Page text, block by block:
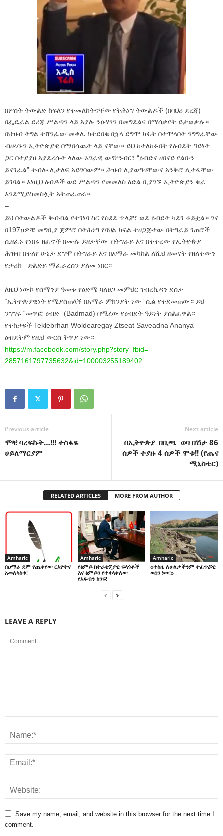
በሦስት ትውልድ ከፍለን የተመለከትናቸው የትሕነግ ትውልዶች (በባህሪ ደረጃ)
በፌዴራል ደረጃ ሥልጣን ላይ እያሉ ንፁሃንን በመግደልና በማሰቃየት ይታወቃሉ።
በህዝብ ትግል ተሸንፈው መቀሌ ከተደበቁ በኋላ ደግሞ ክፋት በተሞላበት ንግግራቸው
ብዙሃኑን ኢትዮጵያዊ በማበሳጨት ላይ ናቸው። ይህ ከተለከፉበት የዕብደት ዓይነት
ጋር በተያያዘ እያደረሱት ላለው አገራዊ ውዥንብር፣ “ዕብድና ዘበናይ የልቡን
ይናገራል” ተብሎ ሊታለፍ አይገባውም። ሕዝብ ሊያወግዛቸውና አንቅሮ ሊተፋቸው
ይገባል። እነዚህ ዕብዶች ወደ ሥልጣን የመመለስ ዕድል ቢያገኙ ኢትዮጵያን ቄራ
እንደሚያስመስሏት አትጠራጠሩ።
–
ይህ በትውልዶች ቅብብል የተገነባ ስር የሰደደ ጥላቻ፣ ወደ ዕብደት ካደገ ቆይቷል። ገና
በ197ዐዎቹ መግቢያ ጀምሮ በትሕነግ የባህል ክፍል ተዘጋጅተው በትግራይ ገጠሮች
ሲዘፈኑ የነበሩ ዘፈኖች በሙሉ ይዘታቸው በትግራይ እና በተቀረው የኢትዮጵያ
ሕዝብ በተለየ ሁኔታ ደግሞ በትግራይ እና በአማራ መካከል ለሺህ ዘመናት የዘለቀውን
የታሪክ ድልድይ ማፈራረስን ያለመ ነበር።
–
ለዚህ ነውኮ የሰማንያ ዓመቱ የዕድሜ ባለፀጋ መምህር ገብረኪዳን ደስታ
“ኢትዮጵያዊነት የሚያስጠላኝ በአማራ ምክንያት ነው” ሲል የተደመጠው። ይህ
ንግግሩ “መጥፎ ዕብድ” (Badmad) በሚለው የዕብደት ዓይነት ያሰልፈዋል።
የተከታዩች Teklebrhan Woldearegay Ztseat Saveadna Ananya
ዕብደትም የዚህ ውርስ ቅጥያ ነው።
https://m.facebook.com/story.php?story_fbid=
2857161797735632&id=100003255189402
Previous article
ሞቼ ባረፍኩት…!!! ተስፋዬ
ሀይለማርያም
Next article
በኢትዮጵያ በቢጫ ወባ በሽታ 86
ሰዎች ተያዙ 4 ሰዎች ሞቱ!! (የጤና
ሚኒስቴር)
RELATED ARTICLES MORE FROM AUTHOR
Amharic
በዐማራ ደም የጨቀየው ርእዮትና
አመለካከቱ!
Amharic
የፅምዶ ስትራቴጂያዊ ፍላጎቶች
እና ፅምዶን የተቀላቀለው
የአፋብን ክንፍ!
Amharic
«ተከዜ ለሁለታችንም ተፈጥሯዊ
ወሰን ነው!»
LEAVE A REPLY
Save my name, email, and website in this browser for the next time I
comment.